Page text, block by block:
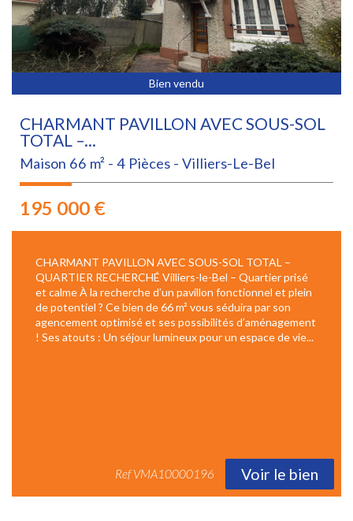
Bien vendu
CHARMANT PAVILLON AVEC SOUS-SOL
TOTAL –...
Maison 66 m² - 4 Pièces - Villiers-Le-Bel
195 000 €
CHARMANT PAVILLON AVEC SOUS-SOL TOTAL –
QUARTIER RECHERCHÉ Villiers-le-Bel – Quartier prisé
et calme À la recherche d’un pavillon fonctionnel et plein
de potentiel ? Ce bien de 66 m² vous séduira par son
agencement optimisé et ses possibilités d’aménagement
! Ses atouts : Un séjour lumineux pour un espace de vie...
RefVMA10000196 Voir le bien